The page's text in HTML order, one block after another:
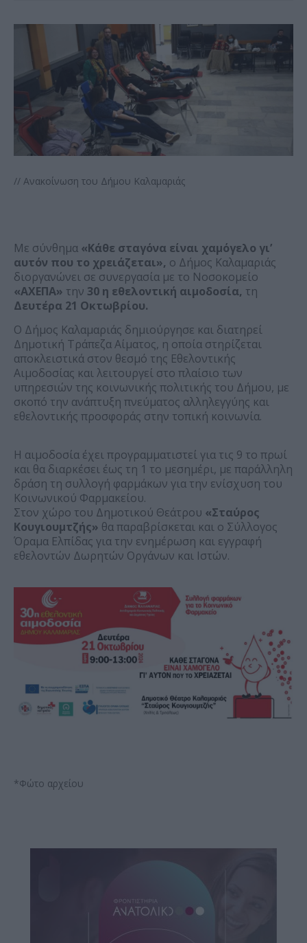
// Ανακοίνωση του Δήμου Καλαμαριάς
Με σύνθημα «Κάθε σταγόνα είναι χαμόγελο γι’
αυτόν που το χρειάζεται», ο Δήμος Καλαμαριάς
διοργανώνει σε συνεργασία με το Νοσοκομείο
«ΑΧΕΠΑ» την 30 η εθελοντική αιμοδοσία, τη
Δευτέρα 21 Οκτωβρίου.
Ο Δήμος Καλαμαριάς δημιούργησε και διατηρεί
Δημοτική Τράπεζα Αίματος, η οποία στηρίζεται
αποκλειστικά στον θεσμό της Εθελοντικής
Αιμοδοσίας και λειτουργεί στο πλαίσιο των
υπηρεσιών της κοινωνικής πολιτικής του Δήμου, με
σκοπό την ανάπτυξη πνεύματος αλληλεγγύης και
εθελοντικής προσφοράς στην τοπική κοινωνία.
Η αιμοδοσία έχει προγραμματιστεί για τις 9 το πρωί
και θα διαρκέσει έως τη 1 το μεσημέρι, με παράλληλη
δράση τη συλλογή φαρμάκων για την ενίσχυση του
Κοινωνικού Φαρμακείου.
Στον χώρο του Δημοτικού Θεάτρου «Σταύρος
Κουγιουμτζής» θα παραβρίσκεται και ο Σύλλογος
Όραμα Ελπίδας για την ενημέρωση και εγγραφή
εθελοντών Δωρητών Οργάνων και Ιστών.
*Φώτο αρχείου